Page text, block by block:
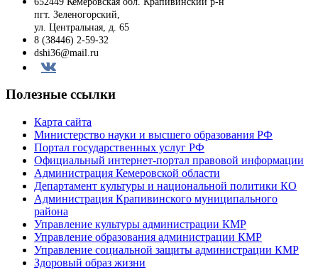
пгт. Зеленогорский,
ул. Центральная, д. 65
8 (38446) 2-59-32
dshi36@mail.ru
Полезные ссылки
Карта сайта
Министерство науки и высшего образования РФ
Портал государственных услуг РФ
Официальный интернет-портал правовой информации
Администрация Кемеровской области
Департамент культуры и национальной политики КО
Администрация Крапивинского муниципального
района
Управление культуры администрации КМР
Управление образования администрации КМР
Управление социальной защиты администрации КМР
Здоровый образ жизни